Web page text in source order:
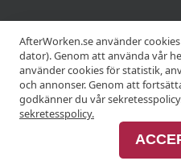
KRÖGARE
Anslut din
AfterWorken.se använder
dator). Genom att använda vår
använder cookies för statistik,
och annonser. Genom att
godkänner du vår
sekretesspolicy.